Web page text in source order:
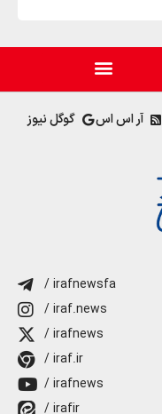
آر اس اس گوگل نیوز
/ irafnewsfa
/ iraf.news
/ irafnews
/ iraf.ir
/ irafnews
/ irafir